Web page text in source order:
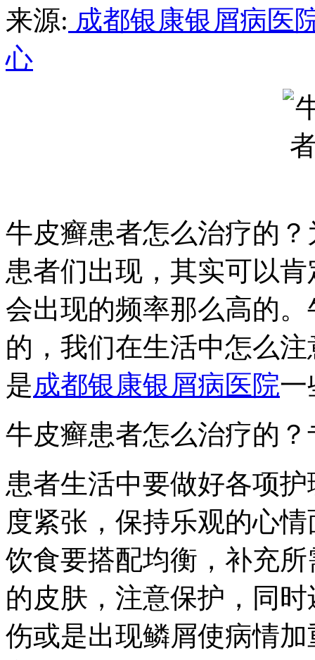
来源: 成都银康银屑病医
心
牛皮癣患者怎么治疗的
患者们出现，其实可以
会出现的频率那么高的
的，我们在生活中怎么
是成都银康银屑病医院一
牛皮癣患者怎么治疗的
患者生活中要做好各项
度紧张，保持乐观的心
饮食要搭配均衡，补充
的皮肤，注意保护，同
伤或是出现鳞屑使病情